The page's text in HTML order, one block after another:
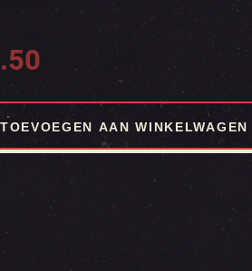
TOEVOEGEN AAN WINKELWAGEN